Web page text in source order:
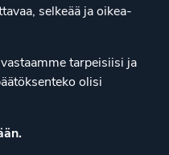
selkeää ja oikea-
tarpeisiisi ja
olisi